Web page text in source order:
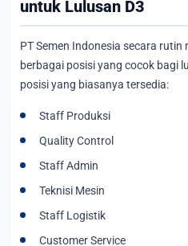
untuk Lulusan D3
PT Semen Indonesia secara
berbagai posisi yang cocok bagi
posisi yang biasanya tersedia:
Staff Produksi
Quality Control
Staff Admin
Teknisi Mesin
Staff Logistik
Customer Service